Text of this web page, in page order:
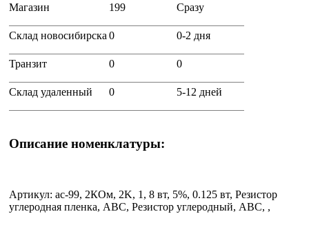
Магазин 199 Сразу
Склад новосибирска 0 0-2 дня
Транзит 0 0
Склад удаленный 0 5-12 дней
Описание номенклатуры:
Артикул: ac-99, 2КОм, 2K, 1, 8 вт, 5%, 0.125 вт, Резистор
углеродная пленка, ABC, Резистор углеродный, ABC, ,